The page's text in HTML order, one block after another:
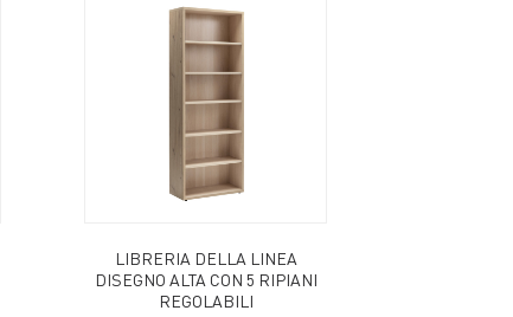
LIBRERIA DELLA LINEA
DISEGNO ALTA CON 5 RIPIANI
REGOLABILI